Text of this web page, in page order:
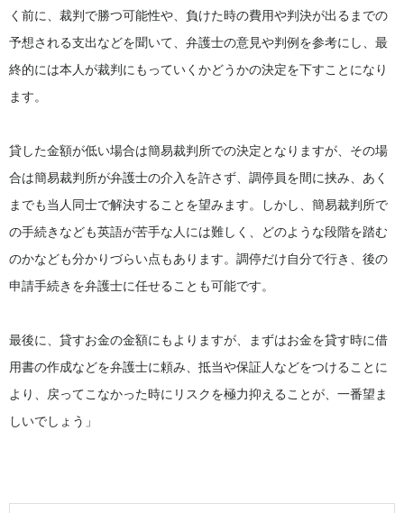
く前に、裁判で勝つ可能性や、負けた時の費用や判決が出るまでの
予想される支出などを聞いて、弁護士の意見や判例を参考にし、最
終的には本人が裁判にもっていくかどうかの決定を下すことになり
ます。
貸した金額が低い場合は簡易裁判所での決定となりますが、その場
合は簡易裁判所が弁護士の介入を許さず、調停員を間に挟み、あく
までも当人同士で解決することを望みます。しかし、簡易裁判所で
の手続きなども英語が苦手な人には難しく、どのような段階を踏む
のかなども分かりづらい点もあります。調停だけ自分で行き、後の
申請手続きを弁護士に任せることも可能です。
最後に、貸すお金の金額にもよりますが、まずはお金を貸す時に借
用書の作成などを弁護士に頼み、抵当や保証人などをつけることに
より、戻ってこなかった時にリスクを極力抑えることが、一番望ま
しいでしょう」